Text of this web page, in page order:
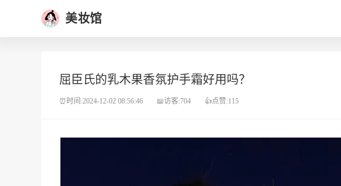
美妆馆
屈臣氏的乳木果香氛护手霜好用吗？
⏰时间:2024-12-02 08:56:46 📖访客:704 👍点赞:115